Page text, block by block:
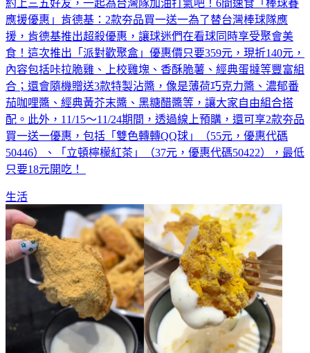
約上三五好友，一起為台灣隊加油打氣吧！6間速食「棒球賽
應援優惠」肯德基：2款夯品買一送一為了替台灣棒球隊應
援，肯德基推出超殺優惠，讓球迷們在看球同時享受聚會美
食！這次推出「派對歡聚盒」優惠價只要359元，現折140元，
內容包括咔拉脆雞、上校雞塊、香酥脆薯、經典蛋撻等豐富組
合；還會隨機贈送3款特製沾醬，像是薄荷巧克力醬、濃郁番
茄咖哩醬、經典黃芥末醬、黑糖醋醬等，讓大家自由組合搭
配。此外，11/15～11/24期間，透過線上預購，還可享2款夯品
買一送一優惠，包括「雙色轉轉QQ球」（55元，優惠代碼
50446）、「立頓檸檬紅茶」（37元，優惠代碼50422），最低
只要18元開吃！
生活